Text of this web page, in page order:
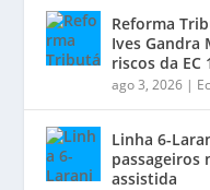
Reforma
Ives Gandra
riscos da EC
ago 3, 2026 |
Linha 6-
passageiros
assistida